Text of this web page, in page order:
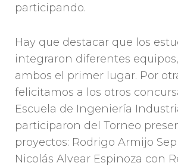
participando.
Hay que destacar que los
integraron diferentes
ambos el primer lugar. Por
felicitamos a los otros
Escuela de Ingeniería
participaron del Torneo
proyectos: Rodrigo Armijo
Nicolás Alvear Espinoza con